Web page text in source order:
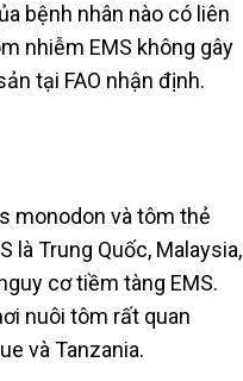
bệnh nhân nào có liên
nhiễm EMS không gây
tại FAO nhận định.
monodon và tôm thẻ
là Trung Quốc, Malaysia,
cơ tiềm tàng EMS.
nuôi tôm rất quan
và Tanzania.